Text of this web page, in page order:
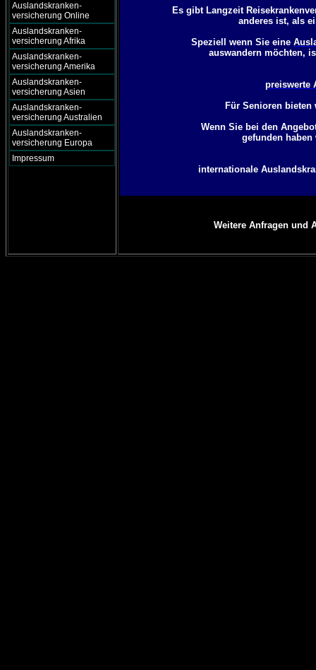
Auslandskranken-
versicherung Online
Auslandskranken-
versicherung Afrika
Auslandskranken-
versicherung Amerika
Auslandskranken-
versicherung Asien
Auslandskranken-
versicherung Australien
Auslandskranken-
versicherung Europa
Impressum
Es gibt Langzeit
anderes ist, als
Speziell wenn Sie eine
auswandern möchten,
preiswerte
Für Senioren
Wenn Sie bei den
gefunden
internationale
Weitere Anfragen und